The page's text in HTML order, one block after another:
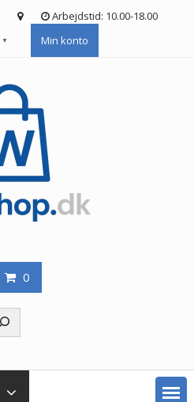
Arbejdstid: 10.00-18.00
▼ Min konto
0